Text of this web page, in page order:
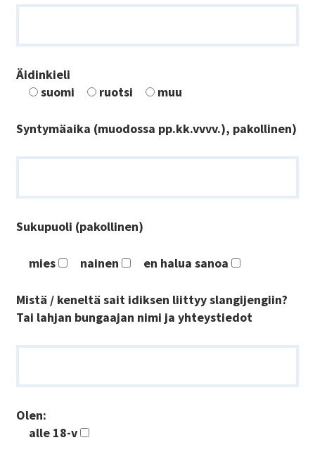
Äidinkieli
suomi
ruotsi muu
Syntymäaika (muodossa pp.kk.vvvv.), pakollinen)
Sukupuoli (pakollinen)
mies nainen en halua sanoa
Mistä / keneltä sait idiksen liittyy slangijengiin?
Tai lahjan bungaajan nimi ja yhteystiedot
Olen:
alle 18-v